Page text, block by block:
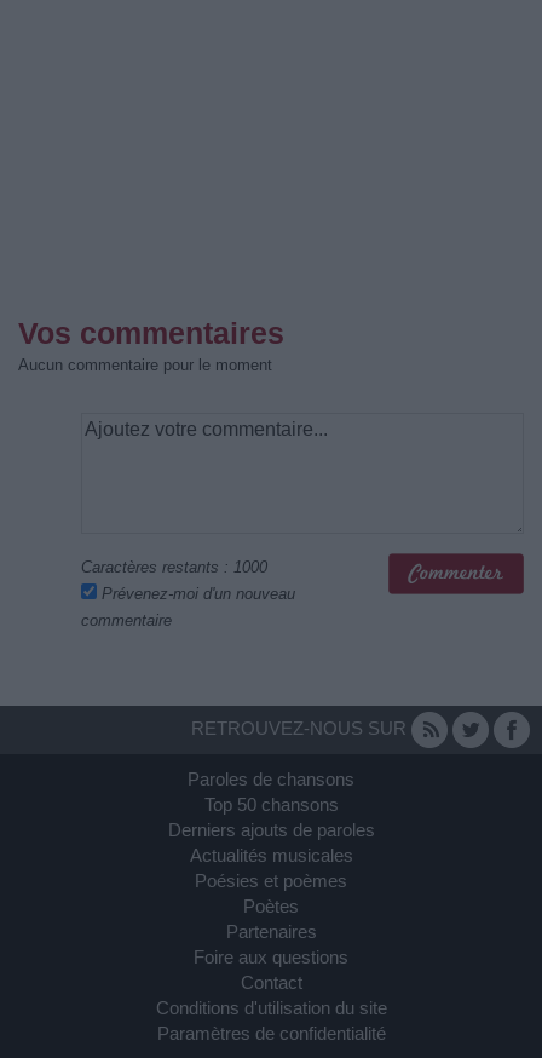
Vos commentaires
Aucun commentaire pour le moment
Caractères restants : 1000
Prévenez-moi d'un nouveau
commentaire
RETROUVEZ-NOUS SUR
Paroles de chansons
Top 50 chansons
Derniers ajouts de paroles
Actualités musicales
Poésies et poèmes
Poètes
Partenaires
Foire aux questions
Contact
Conditions d'utilisation du site
Paramètres de confidentialité